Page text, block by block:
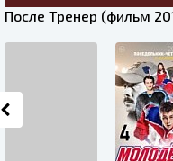
После Тренер (фильм